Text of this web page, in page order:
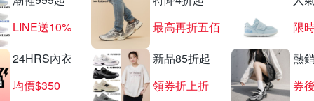
LINE送10%
最高再折五佰
限
24HRS內衣
均價$350
新品85折起
領券折上折
熱
券